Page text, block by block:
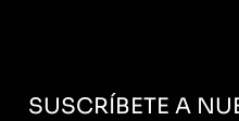
SUSCRÍBETE A